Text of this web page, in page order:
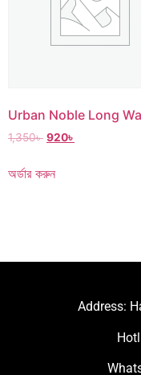
Urban Noble Long
1,350৳ 920৳
অর্ডার করুন
Address: